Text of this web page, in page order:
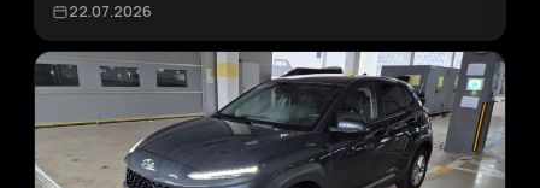
22.07.2026